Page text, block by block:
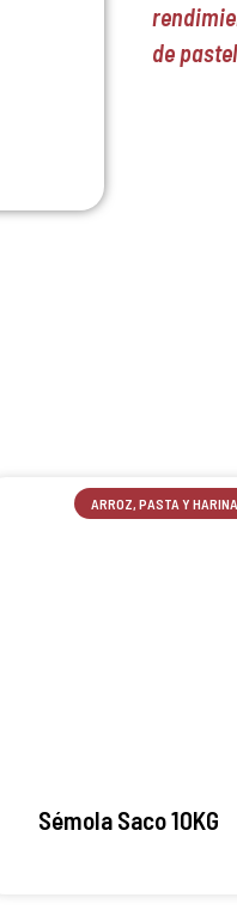
de
ARROZ, PASTA Y
Sémola Saco 10KG